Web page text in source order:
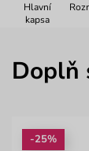
Hlavní
kapsa
Doplň
-25%